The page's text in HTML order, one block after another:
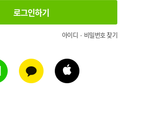
아이디 · 비밀번호 찾기